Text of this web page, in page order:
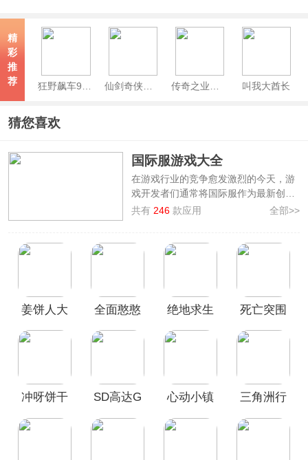
精
彩
推
荐
狂野飙车9竞速传奇手游 仙剑奇侠传新的开始 传奇之业官方正版 叫我大酋长
猜您喜欢
国际服游戏大全
在游戏行业的竞争愈发激烈的今天，游
戏开发者们通常将国际服作为最新创意
和内容的先发平台，这其中包括引人入
种游戏内活动。
行动组国际服、王者荣耀国际服、登山
赛车国际服、我独自升级国际服等在内
国际服手游不仅提供了多语言支持，且
际化的氛围，感兴趣的小伙伴一起来看
看吧！
共有246 款应用 全部>>
姜饼人大
全面憨憨
器国际服
绝地求生
方正版
死亡突围
国际服
Zombie
Warfare)
冲呀饼干
SD高达G
国际服
心动小镇
三角洲行